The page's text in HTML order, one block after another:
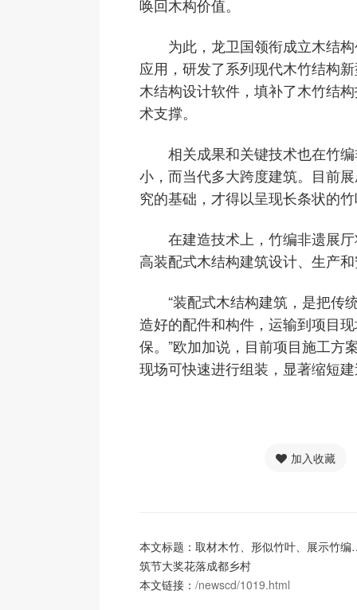
唤回木构价值。
为此，龙卫国领衔成立木结构
应用，研发了系列现代木竹结构
木结构设计软件，填补了木竹结
术支撑。
相关成果和关键技术也在竹编
小，而当代多大跨度建筑。目前
究的基础，才得以呈现长条状的
在建造技术上，竹编非遗展厅
高装配式木结构建筑设计、生产
“装配式木结构建筑，是把传
造好的配件和构件，运输到项目
保。”欧加加说，目前项目施工方
现场可快速进行组装，显著缩短
加入收藏
本文标题：取材木竹、形似竹叶、展示竹
筑节大奖花落成都乡村
本文链接： /newscd/1019.html